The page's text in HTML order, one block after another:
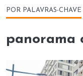
Menu -
POR PALAVRAS-CHAVE
panorama